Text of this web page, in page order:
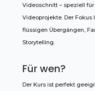
Videoschnitt – speziell
Videoprojekte. Der
flüssigen Übergängen,
Storytelling.
Für wen?
Der Kurs ist perfekt